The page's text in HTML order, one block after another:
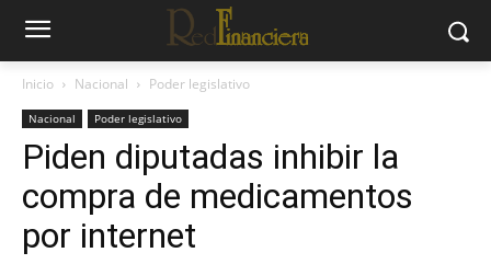
Inicio Nacional Poder legislativo
Nacional Poder legislativo
Piden diputadas inhibir la
compra de medicamentos
por internet